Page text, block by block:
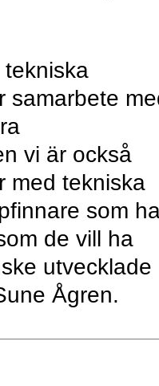
samarbete
vi är också
med tekniska
som
de vill ha
utvecklade
Ågren.